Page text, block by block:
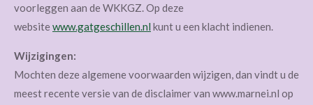
voorleggen aan de WKKGZ. Op deze
website www.gatgeschillen.nl kunt u een klacht indienen.
Wijzigingen:
Mochten deze algemene voorwaarden wijzigen, dan vindt u de
meest recente versie van de disclaimer van www.marnei.nl op